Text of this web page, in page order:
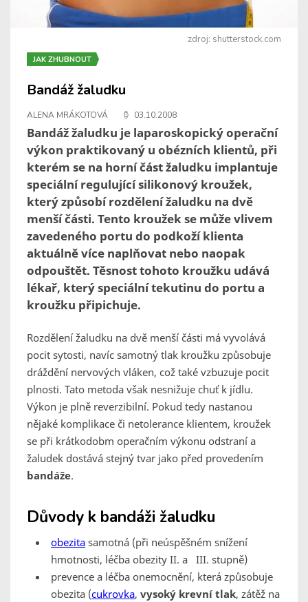
zdroj: shutterstock.com
JAK ZHUBNOUT
Bandáž žaludku
ALENA MRÁKOTOVÁ 03.10.2008
Bandáž žaludku je laparoskopický operační
výkon praktikovaný u obézních klientů, při
kterém se na horní část žaludku implantuje
speciální regulující silikonový kroužek,
který způsobí rozdělení žaludku na dvě
menší části. Tento kroužek se může vlivem
zavedeného portu do podkoží klienta
aktuálně více naplňovat nebo naopak
odpouštět. Těsnost tohoto kroužku udává
lékař, který speciální tekutinu do portu a
kroužku připichuje.
Rozdělení žaludku na dvě menší části má vyvolává
pocit sytosti, navíc samotný tlak kroužku způsobuje
dráždění nervových vláken, což také vzbuzuje pocit
plnosti. Tato metoda však nesnižuje chuť k jídlu.
Výkon je plně reverzibilní. Pokud tedy nastanou
nějaké komplikace či netolerance klientem, kroužek
se při krátkodobm operačním výkonu odstraní a
žaludek dostává stejný tvar jako před provedením
bandáže.
Důvody k bandáži žaludku
obezita samotná (při neúspěšném snížení
hmotnosti, léčba obezity II. a III. stupně)
prevence a léčba onemocnění, která způsobuje
obezita (cukrovka, vysoký krevní tlak, zátěž na